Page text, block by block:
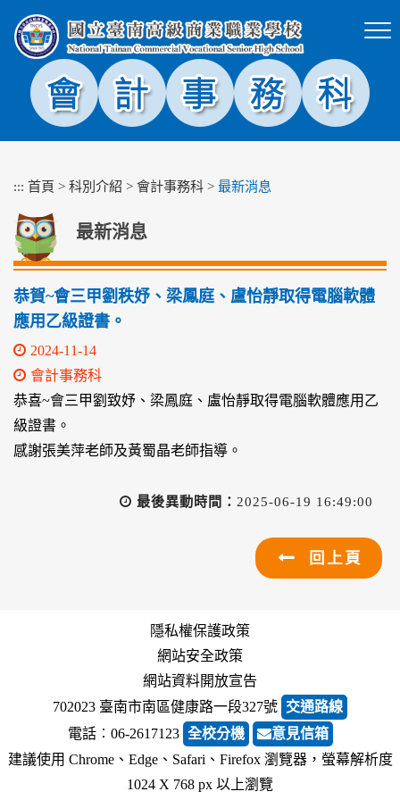
塊
::: 首頁 > 科別介紹 > 會計事務科 > 最新消息
最新消息
恭賀~會三甲劉秩妤、梁鳳庭、盧怡靜取得電腦軟體
應用乙級證書。
2024-11-14
會計事務科
恭喜~會三甲劉致妤、梁鳳庭、盧怡靜取得電腦軟體應用乙
級證書。
感謝張美萍老師及黃蜀晶老師指導。
最後異動時間： 2025-06-19 16:49:00
回上頁
隱私權保護政策
網站安全政策
網站資料開放宣告
702023 臺南市南區健康路一段327號 交通路線
電話︰06-2617123 全校分機
意見信箱
建議使用 Chrome、Edge、Safari、Firefox 瀏覽器，螢幕解析度
1024 X 768 px 以上瀏覽